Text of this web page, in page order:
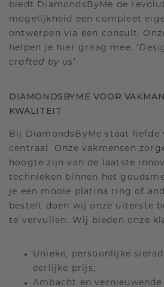
biedt DiamondsByMe de
mogelijkheid een compleet
ontwerpen via een consult.
helpen je hier graag mee. ‘
crafted by us ’.
DIAMONDSBYME VOOR
KWALITEIT
Bij DiamondsByMe staat liefde
centraal. Onze vakmensen
hoogte zijn van de laatste
technieken binnen het
je een mooie platina ring of
bestelt doen wij onze uiterste
te vervullen. Wij bieden onze
Unieke, persoonlijke
eerlijke prijs;
Ambacht en